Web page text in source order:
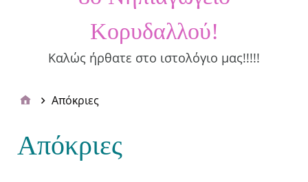
Κορυδαλλού!
Καλώς ήρθατε στο ιστολόγιο μας!!!!!
Απόκριες
Απόκριες